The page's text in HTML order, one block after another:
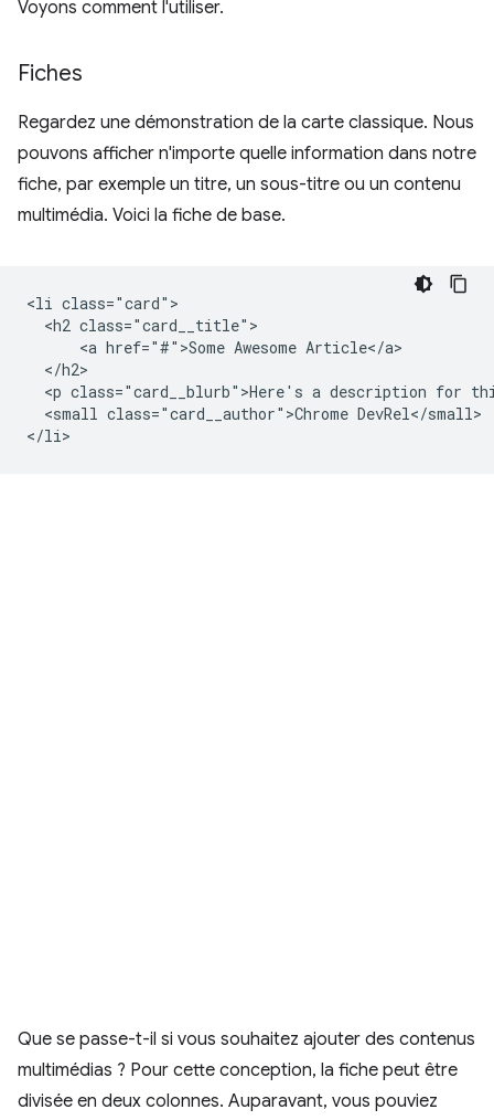
Voyons comment l'utiliser.
Fiches
Regardez une démonstration de la carte classique. Nous
pouvons afficher n'importe quelle information dans notre
fiche, par exemple un titre, un sous-titre ou un contenu
multimédia. Voici la fiche de base.
<li class="card">
  <h2 class="card__title">
      <a href="#">Some Awesome Article</a>
  </h2>
<p class="card__blurb">Here's a description for
  <small class="card__author">Chrome DevRel</small>
Que se passe-t-il si vous souhaitez ajouter des contenus
multimédias ? Pour cette conception, la fiche peut être
divisée en deux colonnes. Auparavant, vous pouviez